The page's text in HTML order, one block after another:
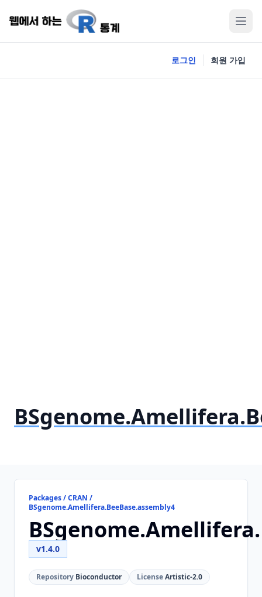
로그인 회원 가입
Packages / CRAN /
BSgenome.Amellifera.BeeBase.assembly4
v1.4.0
Repository Bioconductor LicenseArtistic-2.0